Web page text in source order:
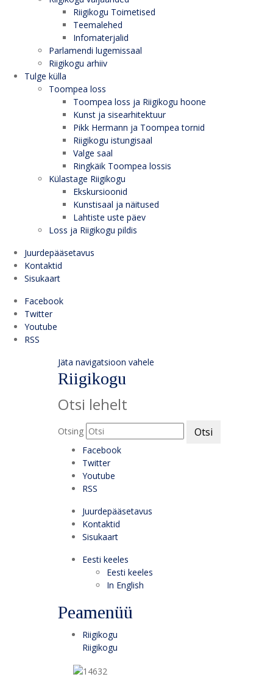
Riigikogu Toimetised
Teemalehed
Infomaterjalid
Parlamendi lugemissaal
Riigikogu arhiiv
Tulge külla
Toompea loss
Toompea loss ja Riigikogu hoone
Kunst ja sisearhitektuur
Pikk Hermann ja Toompea tornid
Riigikogu istungisaal
Valge saal
Ringkäik Toompea lossis
Külastage Riigikogu
Ekskursioonid
Kunstisaal ja näitused
Lahtiste uste päev
Loss ja Riigikogu pildis
Juurdepääsetavus
Kontaktid
Sisukaart
Facebook
Twitter
Youtube
RSS
Jäta navigatsioon vahele
Riigikogu
Otsi lehelt
Otsing Otsi
Facebook
Twitter
Youtube
RSS
Juurdepääsetavus
Kontaktid
Sisukaart
Eesti keeles
Eesti keeles
In English
Peamenüü
Riigikogu
Riigikogu